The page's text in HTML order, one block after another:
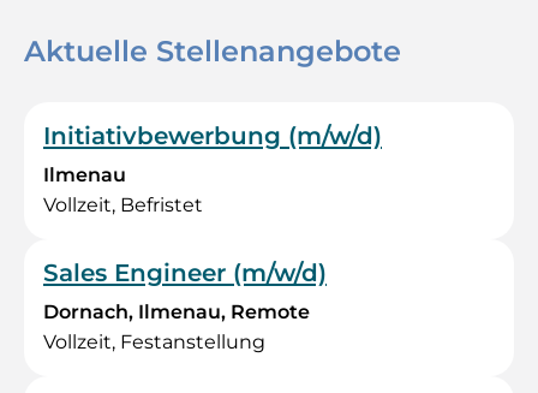
Aktuelle Stellenangebote
Initiativbewerbung (m/w/d)
Ilmenau
Vollzeit, Befristet
Sales Engineer (m/w/d)
Dornach, Ilmenau, Remote
Vollzeit, Festanstellung